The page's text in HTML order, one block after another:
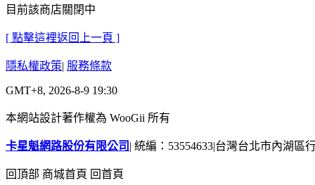
目前該商店關閉中
[ 點擊這裡返回上一頁 ]
隱私權政策| 服務條款
GMT+8, 2026-8-9 19:30
本網站設計著作權為 WooGii 所有
卡星魁網路股份有限公司 | 統編：53554633|台灣台北市內湖區
回頂部 商城首頁 回首頁